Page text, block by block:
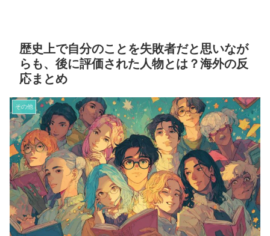
歴史上で自分のことを失敗者だと思いなが
らも、後に評価された人物とは？海外の反
応まとめ
その他